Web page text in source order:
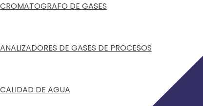
CROMATOGRAFO DE GASES
ANALIZADORES DE GASES DE PROCESOS
CALIDAD DE AGUA